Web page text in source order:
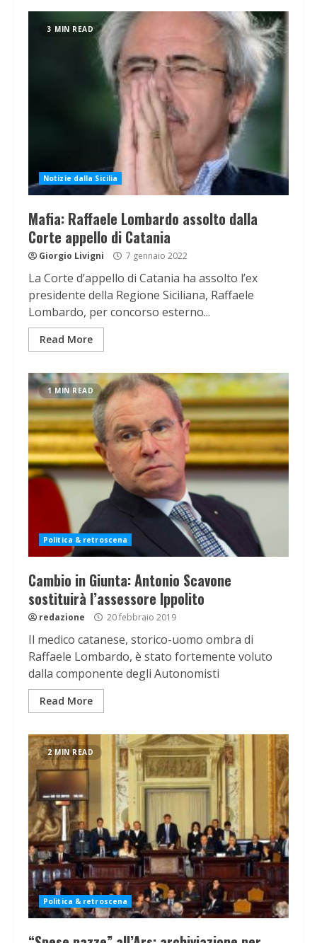
3 MIN READ
Notizie dalla Sicilia
Mafia: Raffaele Lombardo assolto dalla
Corte appello di Catania
Giorgio Livigni 7 gennaio 2022
La Corte d’appello di Catania ha assolto l’ex
presidente della Regione Siciliana, Raffaele
Lombardo, per concorso esterno...
Read More
1 MIN READ
Politica & retroscena
Cambio in Giunta: Antonio Scavone
sostituirà l’assessore Ippolito
redazione 20 febbraio 2019
Il medico catanese, storico-uomo ombra di
Raffaele Lombardo, è stato fortemente voluto
dalla componente degli Autonomisti
Read More
2 MIN READ
Politica & retroscena